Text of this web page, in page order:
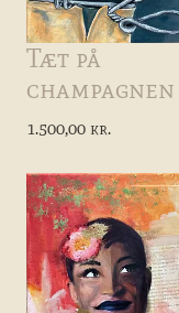
Tæt på
champagnen
1.500,00 kr.